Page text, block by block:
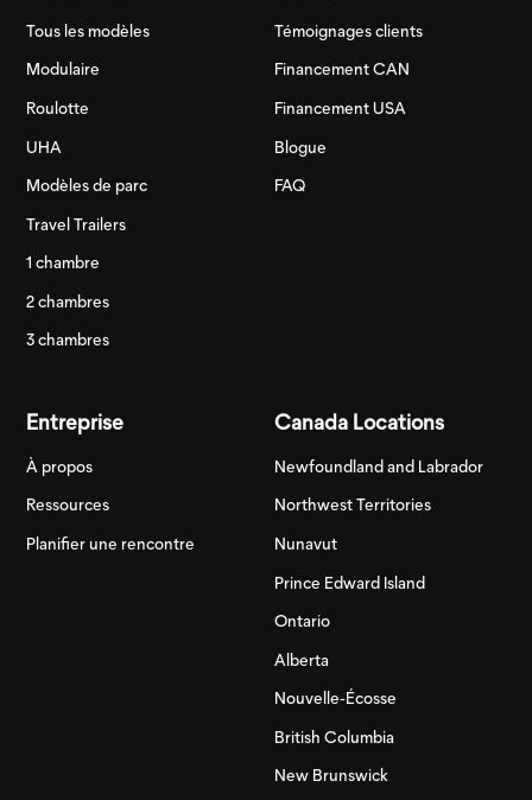
Tous les modèles
Modulaire
Roulotte
UHA
Modèles de parc
Travel Trailers
1 chambre
2 chambres
3 chambres
Témoignages clients
Financement CAN
Financement USA
Blogue
FAQ
Entreprise
À propos
Ressources
Planifier une rencontre
Canada Locations
Newfoundland and Labrador
Northwest Territories
Nunavut
Prince Edward Island
Ontario
Alberta
Nouvelle-Écosse
British Columbia
New Brunswick